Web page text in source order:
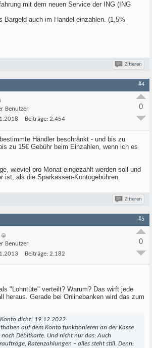
mit dem neuen Service der ING (ING
Bargeld auch im Handel einzahlen. (1,5%
Zitieren
#4
Benutzer
Beiträge: 2.454
0
Händler beschränkt - und bis zu
zu 15€ Gebühr beim Einzahlen, wenn ich es
wieviel pro Monat eingezahlt werden soll und
ist, als die Sparkassen-Kontogebühren.
Zitieren
#5
Benutzer
Beiträge: 2.182
0
"Lohntüte" verteilt? Warum? Das wirft jede
heraus. Gerade bei Onlinebanken wird das zum
dicht! 19.12.2022
auf dem Konto funktionieren an der Kasse
Debitkarte. Und nicht nur das: Auch
Ratenzahlungen – alles steht still. Denn: